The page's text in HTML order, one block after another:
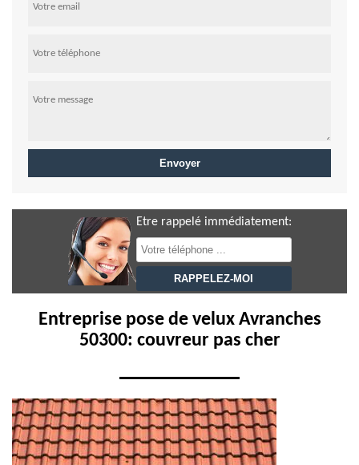
Etre rappelé immédiatement:
Entreprise pose de velux Avranches
50300: couvreur pas cher